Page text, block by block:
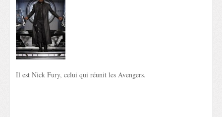
Il est Nick Fury, celui qui réunit les Avengers.